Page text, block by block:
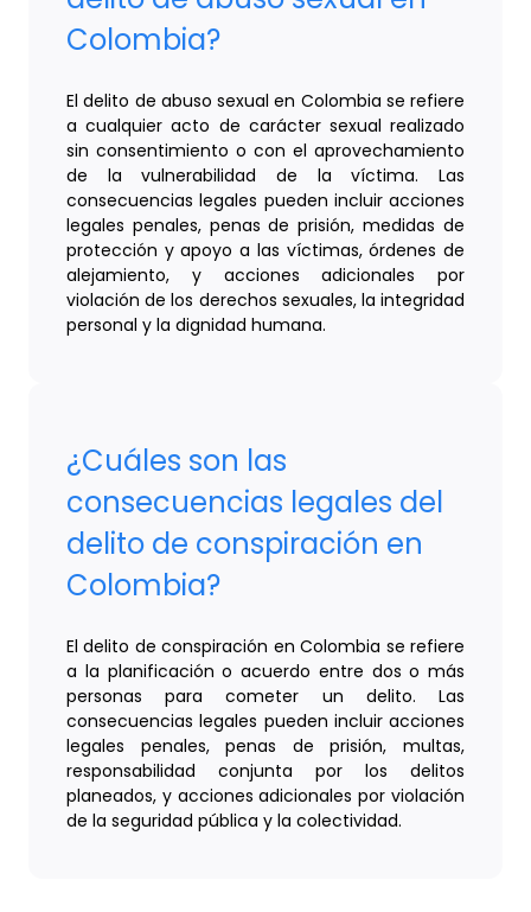
Colombia?
El delito de abuso sexual en Colombia se refiere
a cualquier acto de carácter sexual realizado
sin consentimiento o con el aprovechamiento
de la vulnerabilidad de la víctima. Las
consecuencias legales pueden incluir acciones
legales penales, penas de prisión, medidas de
protección y apoyo a las víctimas, órdenes de
alejamiento, y acciones adicionales por
violación de los derechos sexuales, la integridad
personal y la dignidad humana.
¿Cuáles son las
consecuencias legales del
delito de conspiración en
Colombia?
El delito de conspiración en Colombia se refiere
a la planificación o acuerdo entre dos o más
personas para cometer un delito. Las
consecuencias legales pueden incluir acciones
legales penales, penas de prisión, multas,
responsabilidad conjunta por los delitos
planeados, y acciones adicionales por violación
de la seguridad pública y la colectividad.